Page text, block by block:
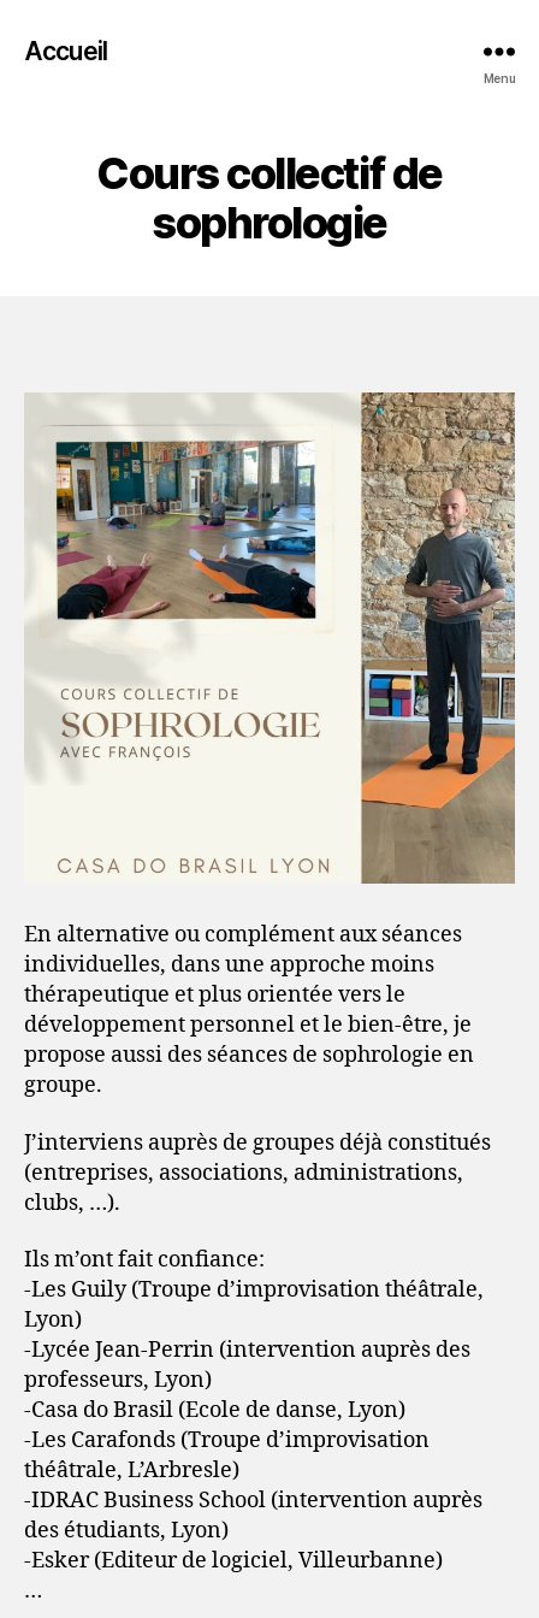
Accueil
Menu
Cours collectif de
sophrologie
En alternative ou complément aux séances
individuelles, dans une approche moins
thérapeutique et plus orientée vers le
développement personnel et le bien-être, je
propose aussi des séances de sophrologie en
groupe.
J’interviens auprès de groupes déjà constitués
(entreprises, associations, administrations,
clubs, …).
Ils m’ont fait confiance:
-Les Guily (Troupe d’improvisation théâtrale,
Lyon)
-Lycée Jean-Perrin (intervention auprès des
professeurs, Lyon)
-Casa do Brasil (Ecole de danse, Lyon)
-Les Carafonds (Troupe d’improvisation
théâtrale, L’Arbresle)
-IDRAC Business School (intervention auprès
des étudiants, Lyon)
-Esker (Editeur de logiciel, Villeurbanne)
…